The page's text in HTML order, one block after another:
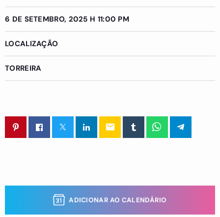
6 DE SETEMBRO, 2025 H 11:00 PM
LOCALIZAÇÃO
TORREIRA
email
ADICIONAR AO CALENDÁRIO